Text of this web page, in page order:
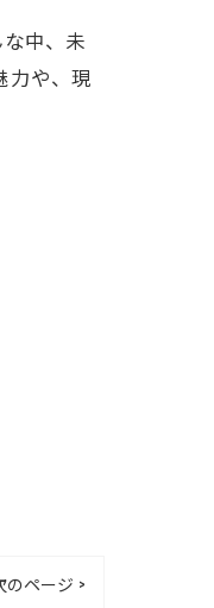
中、未
力や、現
のページ >